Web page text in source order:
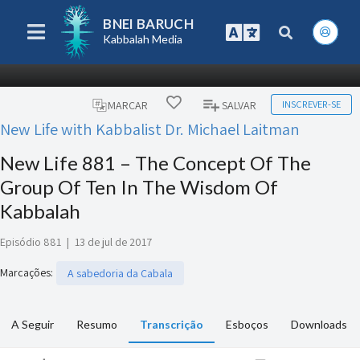
BNEI BARUCH
Kabbalah Media
MARCAR SALVAR INSCREVER-SE
New Life with Kabbalist Dr. Michael Laitman
New Life 881 – The Concept Of The
Group Of Ten In The Wisdom Of
Kabbalah
Episódio 881 | 13 de jul de 2017
Marcações: A sabedoria da Cabala
A Seguir Resumo Transcrição Esboços Downloads